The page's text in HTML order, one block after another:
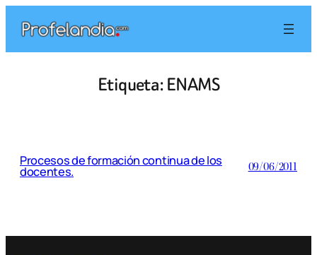
contenido
Etiqueta:ENAMS
Procesos de formación continua de los
docentes. 09/06/2011